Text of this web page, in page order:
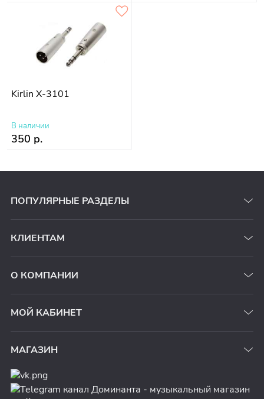
Kirlin X-3101
В наличии
350 р.
ПОПУЛЯРНЫЕ РАЗДЕЛЫ
КЛИЕНТАМ
О КОМПАНИИ
МОЙ КАБИНЕТ
МАГАЗИН